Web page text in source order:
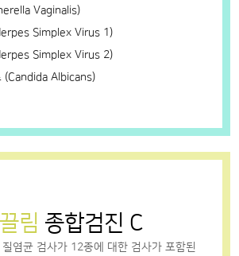
Vaginalis)
Simplex Virus 1)
Simplex Virus 2)
(Candida Albicans)
림 종합검진 C
염균 검사가 12종에 대한 검사가 포함된